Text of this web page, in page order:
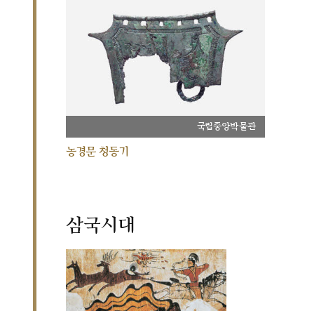
국립중앙박물관
농경문 청동기
삼국시대